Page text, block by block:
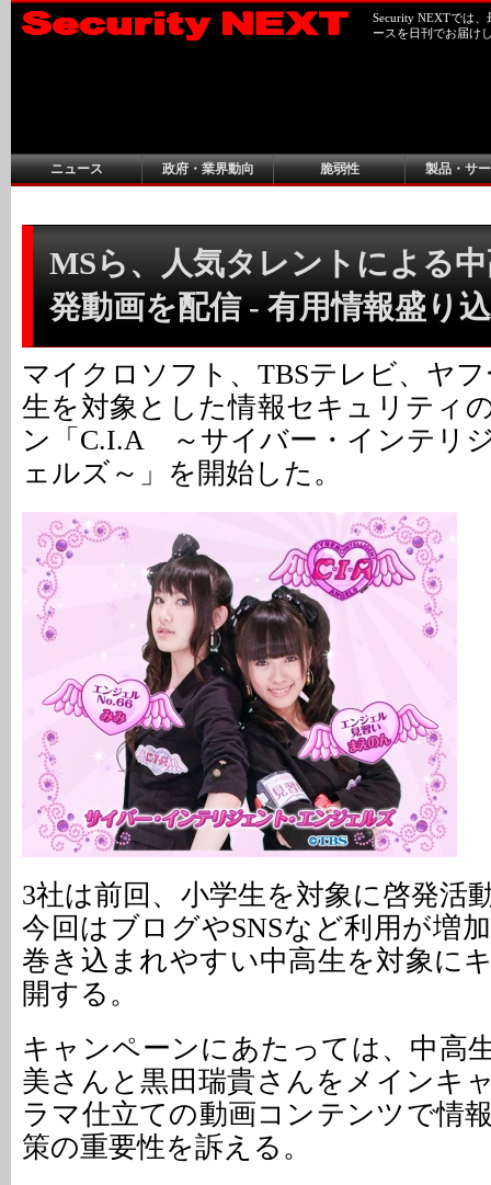
Security NEXTでは
ースを日刊でお届け
ニュース 政府・業界動向 脆弱性 製品・サ
MSら、人気タレントによる
発動画を配信 - 有用情報盛り
マイクロソフト、TBSテレビ、ヤ
生を対象とした情報セキュリティ
ン「C.I.A ～サイバー・インテリ
ェルズ～」を開始した。
3社は前回、小学生を対象に啓発活
今回はブログやSNSなど利用が増
巻き込まれやすい中高生を対象に
開する。
キャンペーンにあたっては、中高
美さんと黒田瑞貴さんをメインキ
ラマ仕立ての動画コンテンツで情
策の重要性を訴える。